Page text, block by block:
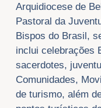
Arquidiocese de
Pastoral da
Bispos do Brasil,
inclui celebrações
sacerdotes,
Comunidades,
de turismo, além